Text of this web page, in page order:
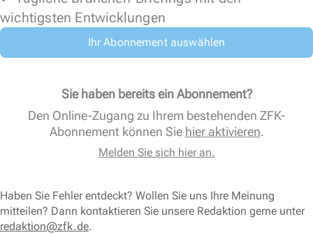
wichtigsten Entwicklungen
Ihr Abonnement auswählen
Sie haben bereits ein Abonnement?
Den Online-Zugang zu Ihrem bestehenden ZFK-
Abonnement können Sie hier aktivieren.
Melden Sie sich hier an.
Haben Sie Fehler entdeckt? Wollen Sie uns Ihre Meinung
mitteilen? Dann kontaktieren Sie unsere Redaktion gerne unter
redaktion@zfk.de.